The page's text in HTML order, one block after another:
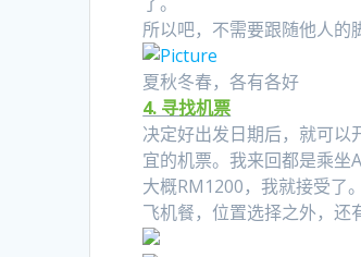
所以吧，不需要跟随他人的
夏秋冬春，各有各好
4. 寻找机票
决定好出发日期后，就可
宜的机票。我来回都是乘坐
大概RM1200，我就接受了
飞机餐，位置选择之外，还